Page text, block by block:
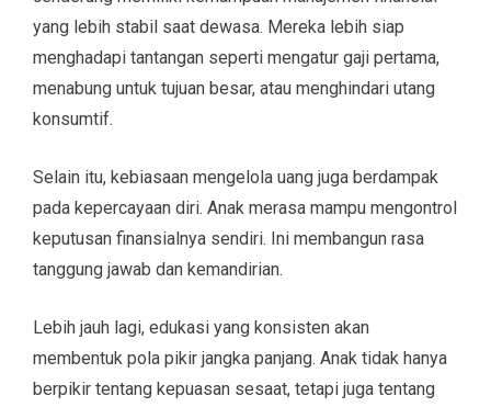
yang lebih stabil saat dewasa. Mereka lebih siap
menghadapi tantangan seperti mengatur gaji pertama,
menabung untuk tujuan besar, atau menghindari utang
konsumtif.
Selain itu, kebiasaan mengelola uang juga berdampak
pada kepercayaan diri. Anak merasa mampu mengontrol
keputusan finansialnya sendiri. Ini membangun rasa
tanggung jawab dan kemandirian.
Lebih jauh lagi, edukasi yang konsisten akan
membentuk pola pikir jangka panjang. Anak tidak hanya
berpikir tentang kepuasan sesaat, tetapi juga tentang